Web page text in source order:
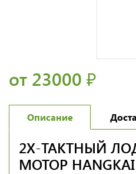
от 23000 ₽
Описание
2Х-ТАКТНЫЙ
МОТОР